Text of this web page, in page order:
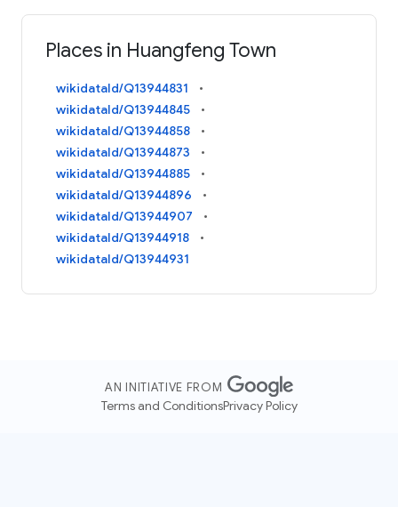
Places in Huangfeng Town
wikidataId/Q13944831
wikidataId/Q13944845
wikidataId/Q13944858
wikidataId/Q13944873
wikidataId/Q13944885
wikidataId/Q13944896
wikidataId/Q13944907
wikidataId/Q13944918
wikidataId/Q13944931
AN INITIATIVE FROM
Terms and ConditionsPrivacy Policy